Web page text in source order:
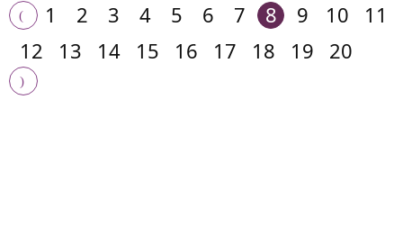
1 2 3 4 5 6 7 8 9 10
11
12
13 14 15 16 17 18 19 20